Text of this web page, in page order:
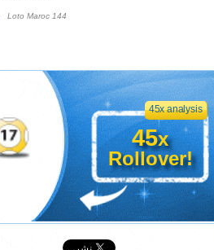
Loto Maroc 144
45x
Rollover!
45x analysis